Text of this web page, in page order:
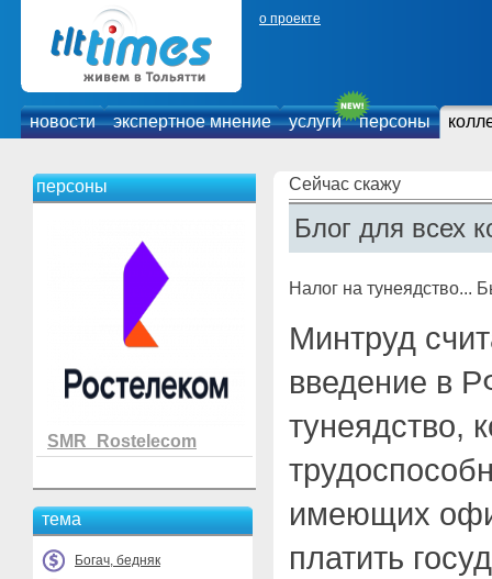
о проекте
новости экспертное мнение услуги персоны
персоны
SMR_Rostelecom
тема
Богач, бедняк
Сейчас скажу
Блог для всех
Налог на тунеядство...
Минтруд
введение в
тунеядство,
имеющих
платить